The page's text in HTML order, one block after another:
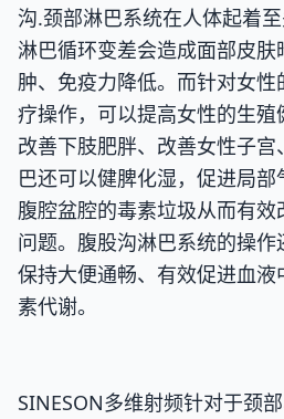
沟.颈部淋巴系统在人体起着
淋巴循环变差会造成面部皮
肿、免疫力降低。而针对女
疗操作，可以提高女性的生殖
改善下肢肥胖、改善女性子
巴还可以健脾化湿，促进局
腹腔盆腔的毒素垃圾从而有
问题。腹股沟淋巴系统的操作
保持大便通畅、有效促进血
素代谢。
SINESON多维射频针对于颈